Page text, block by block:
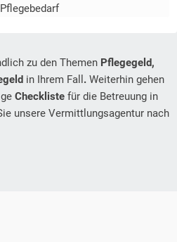
zu den Themen Pflegegeld,
in Ihrem Fall . Weiterhin gehen
Checkliste für die Betreuung in
unsere Vermittlungsagentur nach